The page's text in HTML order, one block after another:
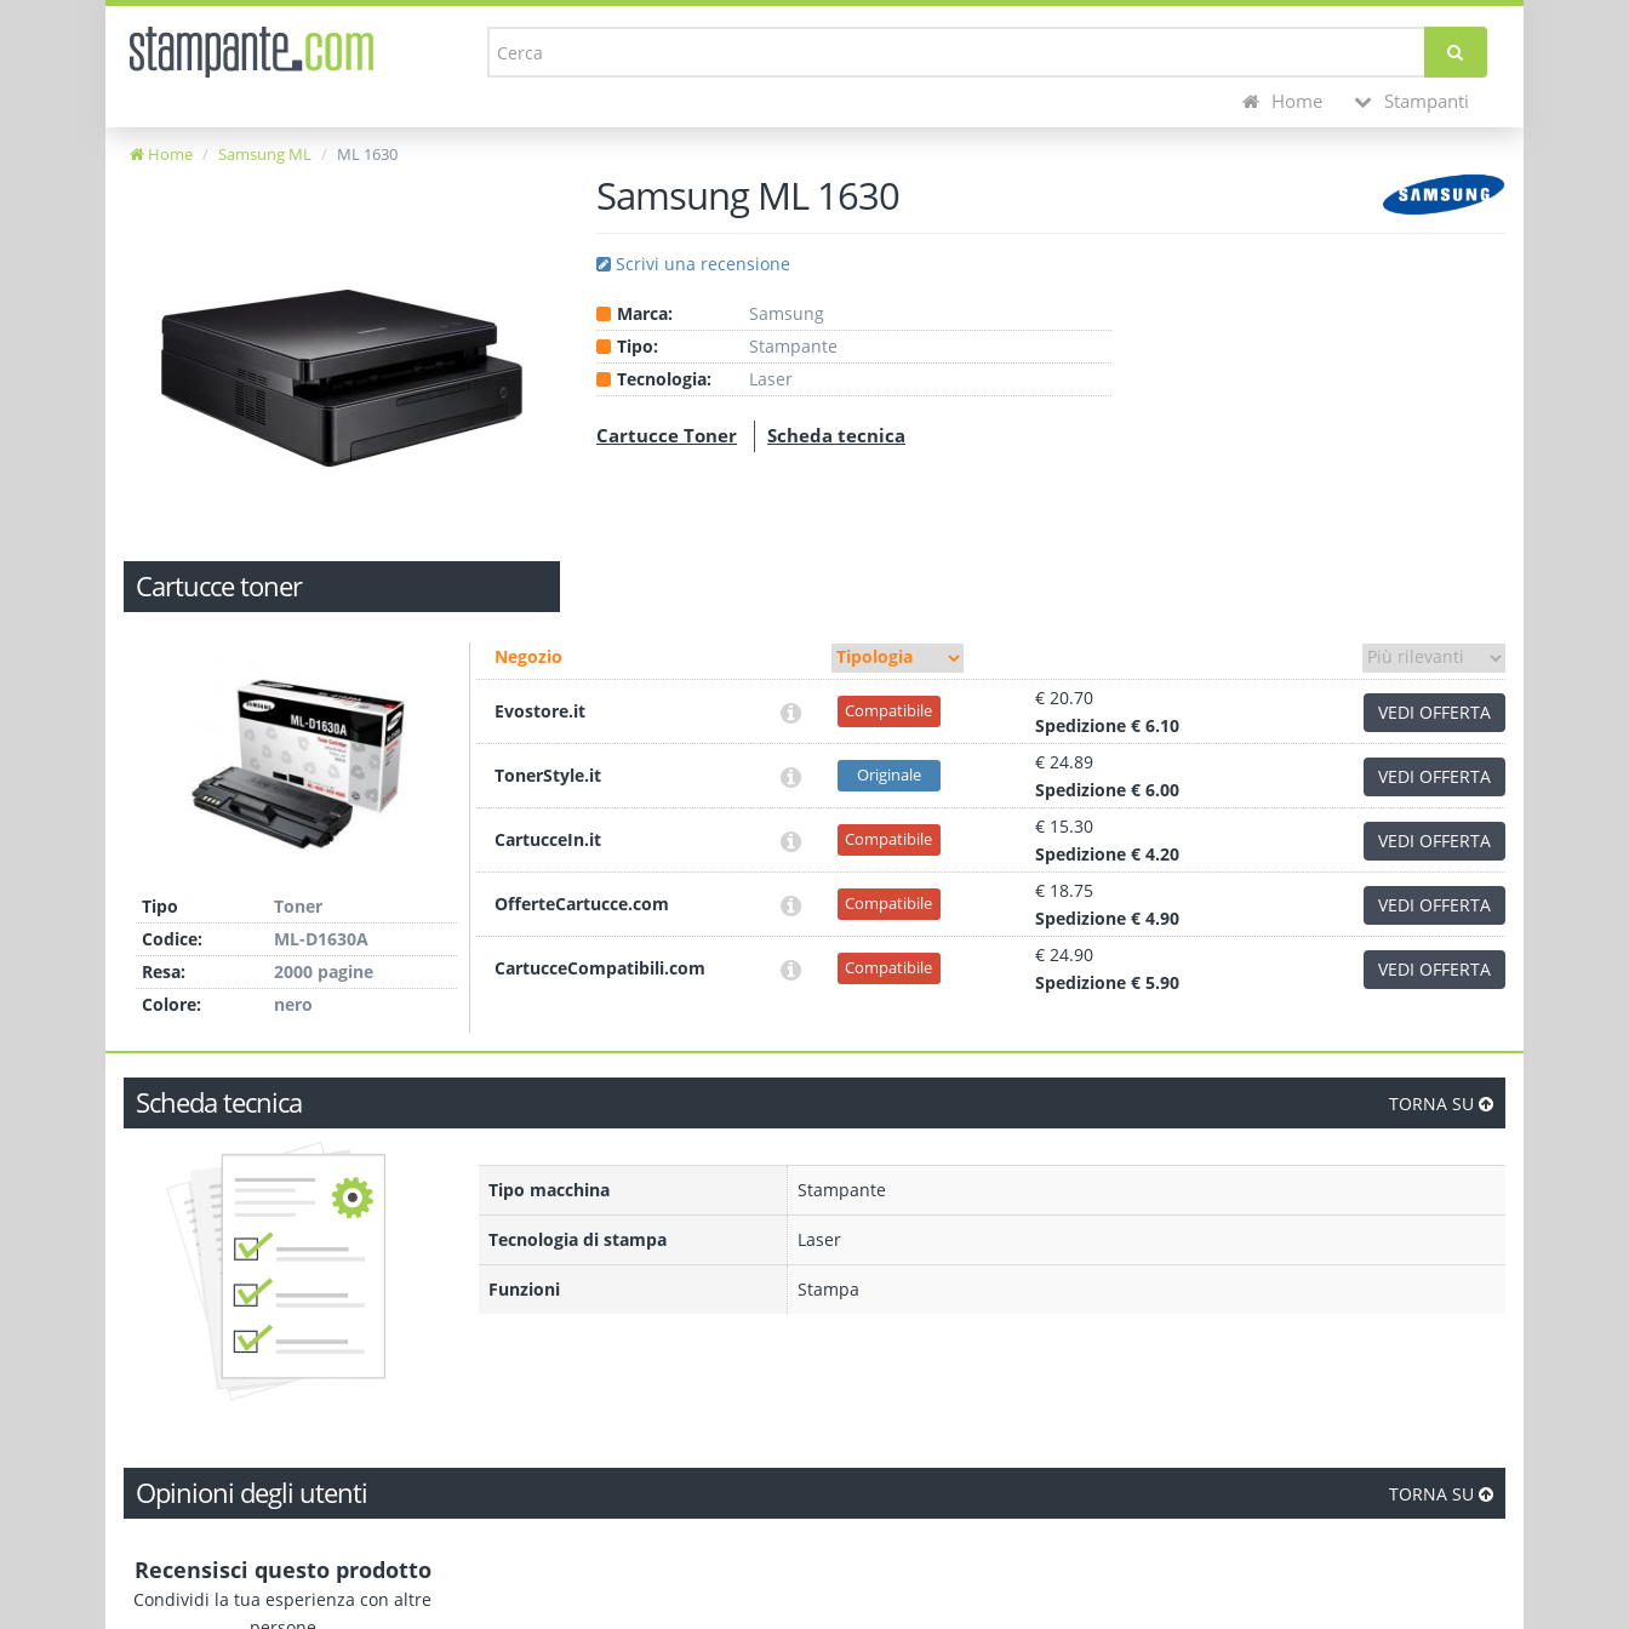
Home Stampanti
Home Samsung ML ML 1630
Samsung ML 1630
Scrivi una recensione
Marca:
Samsung
Tipo:
Stampante
Tecnologia:
Laser
Cartucce Toner Scheda tecnica
Cartucce toner
Tipo
Toner
Codice:
ML-D1630A
Resa:
2000 pagine
Colore:
nero
Negozio
Evostore.it Compatibile
€ 20.70
Spedizione € 6.10
VEDI OFFERTA
TonerStyle.it Originale
€ 24.89
Spedizione € 6.00
VEDI OFFERTA
CartucceIn.it Compatibile
€ 15.30
Spedizione € 4.20
VEDI OFFERTA
OfferteCartucce.com Compatibile
€ 18.75
Spedizione € 4.90
VEDI OFFERTA
CartucceCompatibili.com Compatibile
€ 24.90
Spedizione € 5.90
VEDI OFFERTA
Scheda tecnica TORNA SU
Tipo macchina Stampante
Tecnologia di stampa Laser
Funzioni Stampa
Opinioni degli utenti TORNA SU
Recensisci questo prodotto
Condividi la tua esperienza con altre